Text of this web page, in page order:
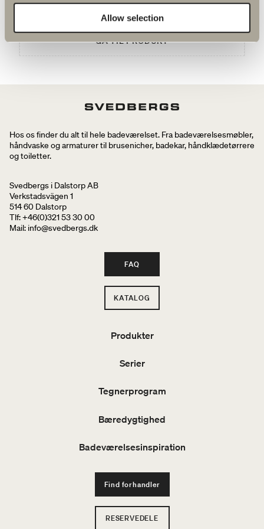
Allow selection
GÅ TIL PRODUKT
Hos os finder du alt til hele badeværelset. Fra badeværelsesmøbler,
håndvaske og armaturer til brusenicher, badekar, håndklædetørrere
og toiletter.
Svedbergs i Dalstorp AB
Verkstadsvägen 1
514 60 Dalstorp
Tlf: +46(0)321 53 30 00
Mail: info@svedbergs.dk
FAQ
KATALOG
Produkter
Serier
Tegnerprogram
Bæredygtighed
Badeværelsesinspiration
Find forhandler
RESERVEDELE